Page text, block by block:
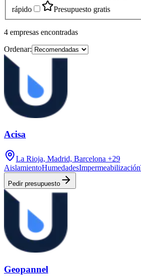
rápido
Presupuesto gratis
4 empresas encontradas
Ordenar:
Acisa
La Rioja, Madrid, Barcelona +29
AislamientoHumedadesImpermeabilización
Pedir presupuesto
Geopannel